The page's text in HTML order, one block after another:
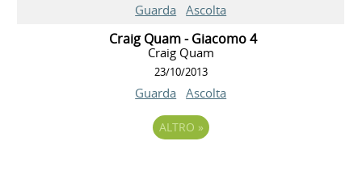
Guarda Ascolta
Craig Quam - Giacomo 4
Craig Quam
23/10/2013
Guarda Ascolta
ALTRO »